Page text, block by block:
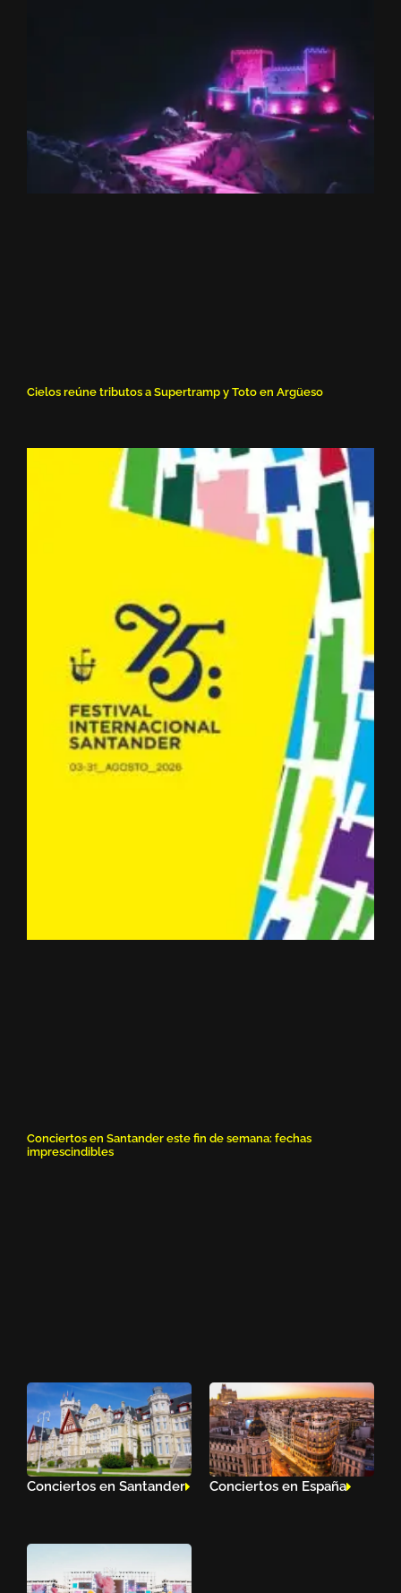
Cielos reúne tributos a Supertramp y Toto en Argüeso
Conciertos en Santander este fin de semana: fechas
imprescindibles
Conciertos en Santander Conciertos en España